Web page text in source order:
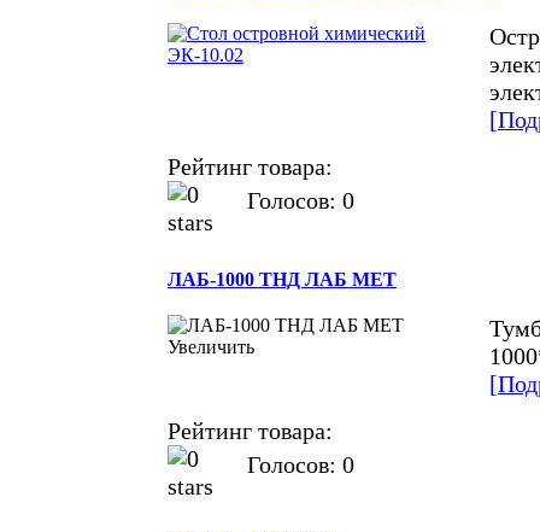
Рейтинг товара:
Голосов: 0
ЛАБ-1000 ТНД ЛАБ МЕТ
Увеличить
Рейтинг товара:
Голосов: 0